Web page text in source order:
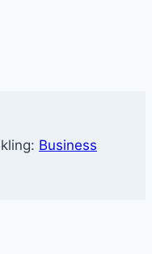
Business